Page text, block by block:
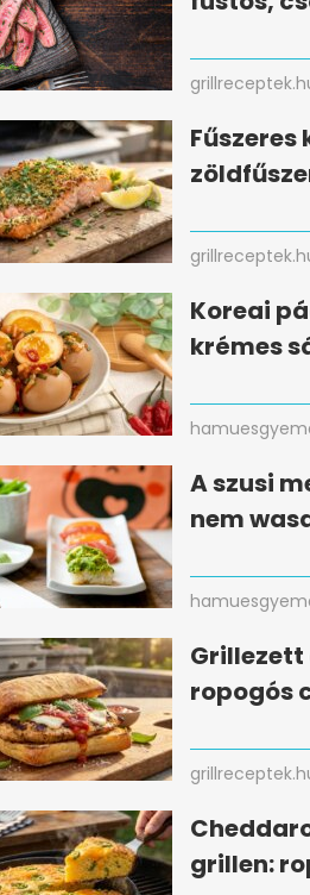
Koreai
krémes
A szusi
nem
ropogós
grillen: